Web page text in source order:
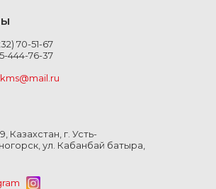
70-51-67
444-76-37
Казахстан, г. Усть-
ул. Кабанбай батыра,